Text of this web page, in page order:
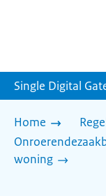
Single Digital
Home
woning